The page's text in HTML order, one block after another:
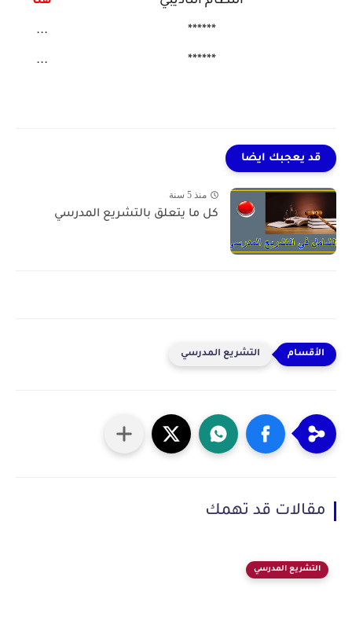
******
...
******
...
قد يعجبك ايضا
منذ 5 سنة
كل ما يتعلق بالتشريع المدرسي
التشريع المدرسي
مقالات قد تهمك
التشريع المدرسي